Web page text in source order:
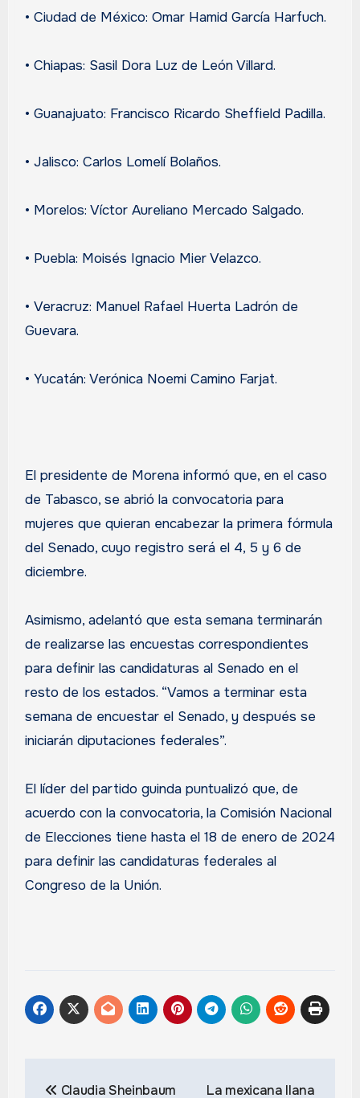
• Ciudad de México: Omar Hamid García Harfuch.
• Chiapas: Sasil Dora Luz de León Villard.
• Guanajuato: Francisco Ricardo Sheffield Padilla.
• Jalisco: Carlos Lomelí Bolaños.
• Morelos: Víctor Aureliano Mercado Salgado.
• Puebla: Moisés Ignacio Mier Velazco.
• Veracruz: Manuel Rafael Huerta Ladrón de
Guevara.
• Yucatán: Verónica Noemi Camino Farjat.
El presidente de Morena informó que, en el caso
de Tabasco, se abrió la convocatoria para
mujeres que quieran encabezar la primera fórmula
del Senado, cuyo registro será el 4, 5 y 6 de
diciembre.
Asimismo, adelantó que esta semana terminarán
de realizarse las encuestas correspondientes
para definir las candidaturas al Senado en el
resto de los estados. “Vamos a terminar esta
semana de encuestar el Senado, y después se
iniciarán diputaciones federales”.
El líder del partido guinda puntualizó que, de
acuerdo con la convocatoria, la Comisión Nacional
de Elecciones tiene hasta el 18 de enero de 2024
para definir las candidaturas federales al
Congreso de la Unión.
Claudia Sheinbaum La mexicana Ilana